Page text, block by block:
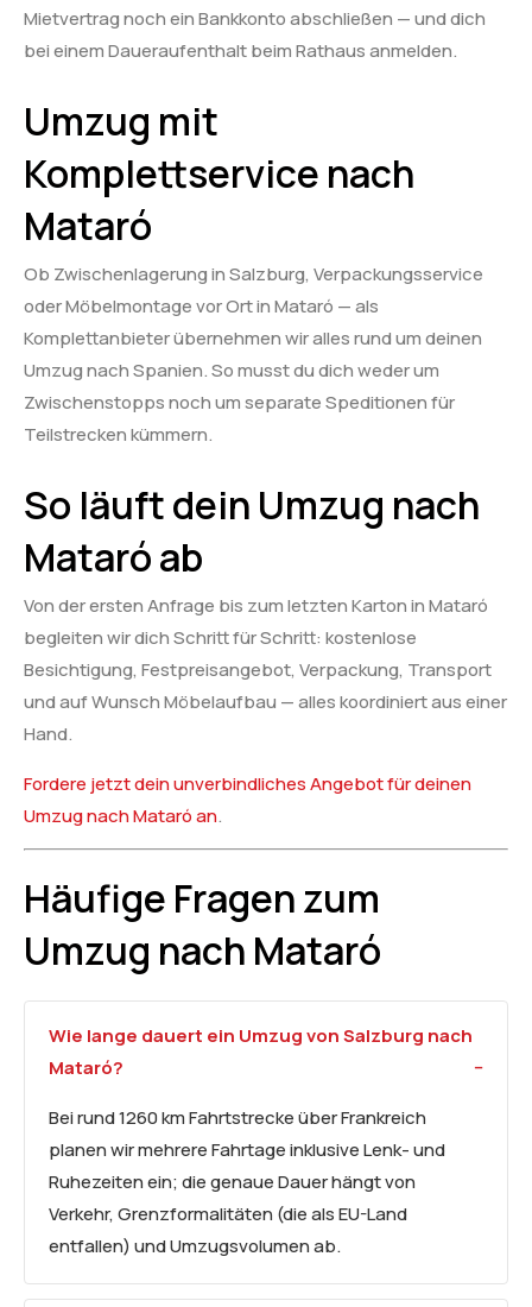
Mietvertrag noch ein Bankkonto abschließen — und dich
bei einem Daueraufenthalt beim Rathaus anmelden.
Umzug mit
Komplettservice nach
Mataró
Ob Zwischenlagerung in Salzburg, Verpackungsservice
oder Möbelmontage vor Ort in Mataró — als
Komplettanbieter übernehmen wir alles rund um deinen
Umzug nach Spanien. So musst du dich weder um
Zwischenstopps noch um separate Speditionen für
Teilstrecken kümmern.
So läuft dein Umzug nach
Mataró ab
Von der ersten Anfrage bis zum letzten Karton in Mataró
begleiten wir dich Schritt für Schritt: kostenlose
Besichtigung, Festpreisangebot, Verpackung, Transport
und auf Wunsch Möbelaufbau — alles koordiniert aus einer
Hand.
Fordere jetzt dein unverbindliches Angebot für deinen
Umzug nach Mataró an.
Häufige Fragen zum
Umzug nach Mataró
Wie lange dauert ein Umzug von Salzburg nach
Mataró?
Bei rund 1260 km Fahrtstrecke über Frankreich
planen wir mehrere Fahrtage inklusive Lenk- und
Ruhezeiten ein; die genaue Dauer hängt von
Verkehr, Grenzformalitäten (die als EU-Land
entfallen) und Umzugsvolumen ab.